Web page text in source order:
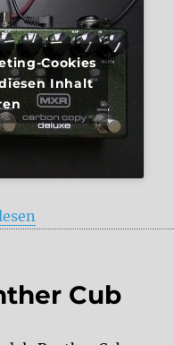
Cookies
Inhalt
Panther Cub vs.
Cub